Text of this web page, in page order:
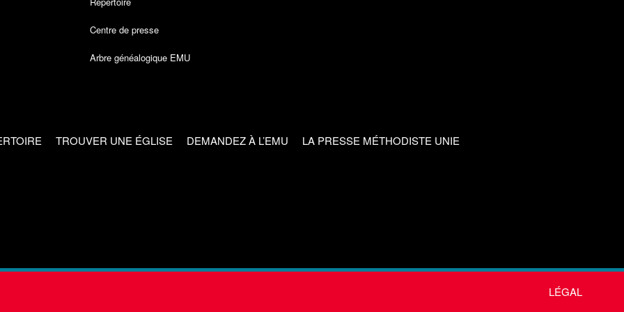
Centre de presse
Arbre généalogique EMU
TROUVER UNE ÉGLISE DEMANDEZ À L’EMU LA PRESSE MÉTHODISTE UNIE
LÉGAL